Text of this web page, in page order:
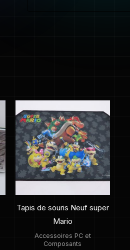
Tapis de souris Neuf super
Mario
Accessoires PC et
Composants